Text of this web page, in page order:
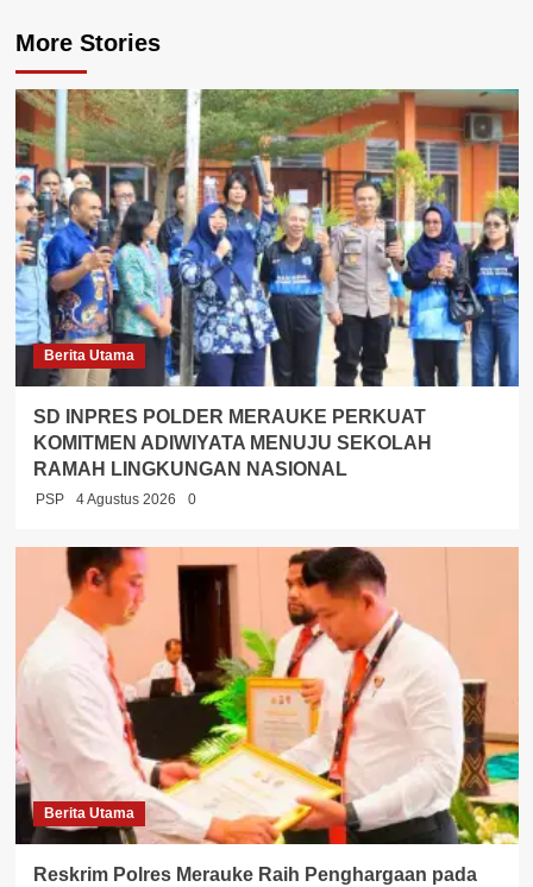
More Stories
Berita Utama
SD INPRES POLDER MERAUKE PERKUAT
KOMITMEN ADIWIYATA MENUJU SEKOLAH
RAMAH LINGKUNGAN NASIONAL
PSP 4 Agustus 2026 0
Berita Utama
Reskrim Polres Merauke Raih Penghargaan pada